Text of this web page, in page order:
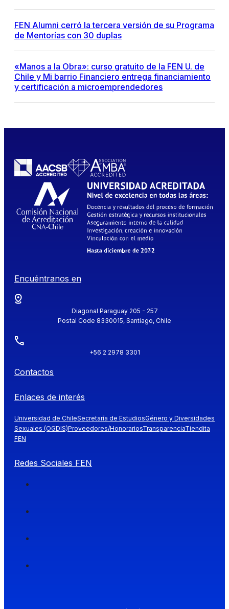
FEN Alumni cerró la tercera versión de su Programa
de Mentorías con 30 duplas
«Manos a la Obra»: curso gratuito de la FEN U. de
Chile y Mi barrio Financiero entrega financiamiento
y certificación a microemprendedores
Encuéntranos en
Diagonal Paraguay 205 - 257
Postal Code 8330015, Santiago, Chile
+56 2 2978 3301
Contactos
Enlaces de interés
Universidad de ChileSecretaría de EstudiosGénero y Diversidades
Sexuales (OGDIS)Proveedores/HonorariosTransparenciaTiendita
FEN
Redes Sociales FEN